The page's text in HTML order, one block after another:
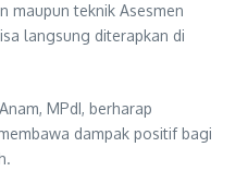
maupun teknik Asesmen
langsung diterapkan di
MPdI, berharap
dampak positif bagi